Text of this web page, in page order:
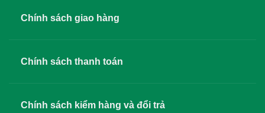
Chính sách giao hàng
Chính sách thanh toán
Chính sách kiểm hàng và đổi trả